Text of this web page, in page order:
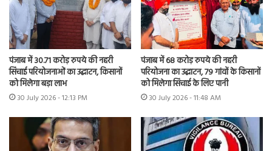
पंजाब में 30.71 करोड़ रुपये की नहरी
सिंचाई परियोजनाओं का उद्घाटन, किसानों
को मिलेगा बड़ा लाभ
30 July 2026 - 12:13 PM
पंजाब में 68 करोड़ रुपये की नहरी
परियोजना का उद्घाटन, 79 गांवों के किसानों
को मिलेगा सिंचाई के लिए पानी
30 July 2026 - 11:48 AM